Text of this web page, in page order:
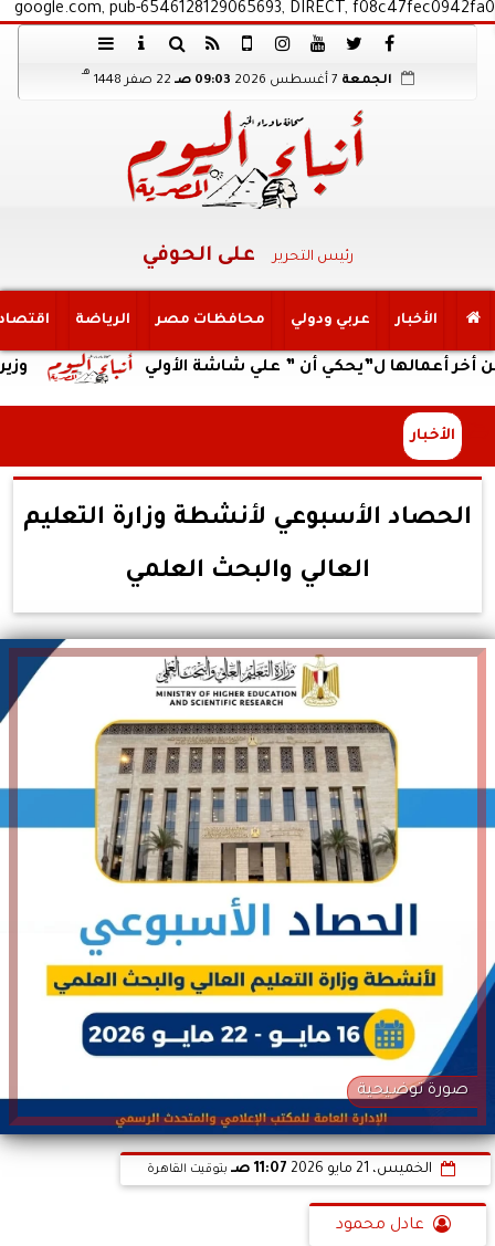
google.com, pub-6546128129065693, DIRECT, f08c47fec0942fa0
الجمعة 09:03 صـ 22 صفر 1448
هـ
رئيس التحرير على الحوفي
الأخبار عربي ودولي محافظات مصر الرياضة
وزير العمل ل”يحكي أن ” علي شاشة الأولي
الأخبار
الحصاد الأسبوعي لأنشطة وزارة التعليم
العالي والبحث العلمي
صورة توضيحية
الخميس، 21 مايو 2026 11:07 صـ بتوقيت القاهرة
عادل محمود